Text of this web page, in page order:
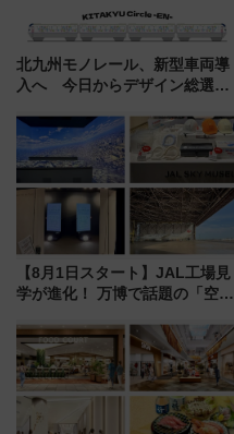
北九州モノレール、新型車両導
入へ 今日からデザイン総選挙
【8月1日スタート】JAL工場見
学が進化！ 万博で話題の「空飛
限定の歴代制服仮想試着体験も
レポート